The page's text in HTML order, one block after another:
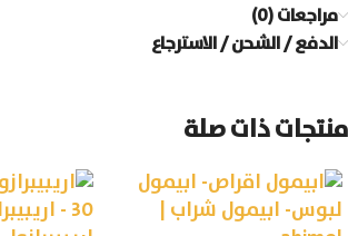
مراجعات (0)
الدفع / الشحن / الاسترجاع
منتجات ذات صلة